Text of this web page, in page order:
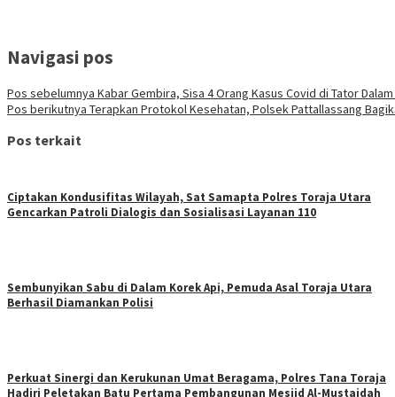
Navigasi pos
Pos sebelumnya Kabar Gembira, Sisa 4 Orang Kasus Covid di Tator
Pos berikutnya Terapkan Protokol Kesehatan, Polsek Pattallassang
Pos terkait
Ciptakan Kondusifitas Wilayah, Sat Samapta Polres Toraja Utara
Gencarkan Patroli Dialogis dan Sosialisasi Layanan 110
Sembunyikan Sabu di Dalam Korek Api, Pemuda Asal Toraja Utara
Berhasil Diamankan Polisi
Perkuat Sinergi dan Kerukunan Umat Beragama, Polres Tana Toraja
Hadiri Peletakan Batu Pertama Pembangunan Mesjid Al-Mustaidah